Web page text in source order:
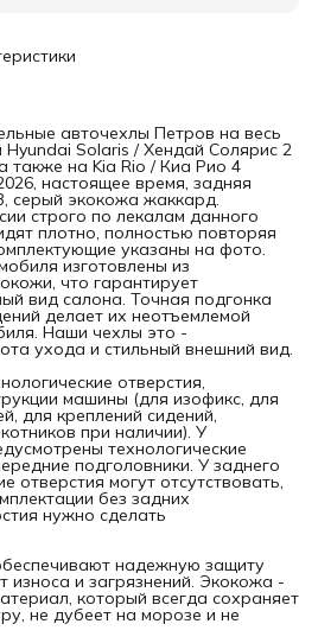
авточехлы Петров на весь
Solaris / Хендай Солярис 2
также на Kia Rio / Киа Рио 4
настоящее время, задняя
серый экокожа жаккард.
строго по лекалам данного
плотно, полностью повторяя
указаны на фото.
изготовлены из
что гарантирует
вид салона. Точная подгонка
делает их неотъемлемой
Наши чехлы это -
ухода и стильный внешний вид.
отверстия,
машины (для изофикс, для
для креплений сидений,
при наличии). У
технологические
подголовники. У заднего
отверстия могут отсутствовать,
без задних
нужно сделать
надежную защиту
износа и загрязнений. Экокожа -
который всегда сохраняет
не дубеет на морозе и не